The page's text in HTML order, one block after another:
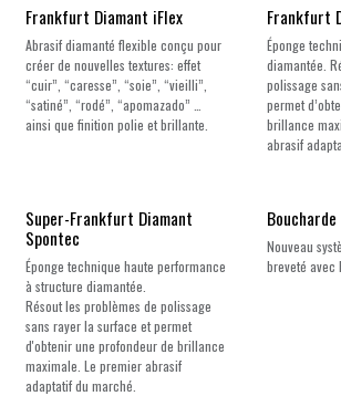
Frankfurt Diamant iFlex
Abrasif diamanté flexible conçu pour
créer de nouvelles textures: effet
“cuir”, “caresse”, “soie”, “vieilli”,
“satiné”, “rodé”, “apomazado” …
ainsi que finition polie et brillante.
Frankfurt
Éponge
diamantée.
polissage
permet
brillance
abrasif
Super-Frankfurt Diamant
Spontec
Éponge technique haute performance
à structure diamantée.
Résout les problèmes de polissage
sans rayer la surface et permet
d'obtenir une profondeur de brillance
maximale. Le premier abrasif
adaptatif du marché.
Nouveau !
Nouveau
breveté avec